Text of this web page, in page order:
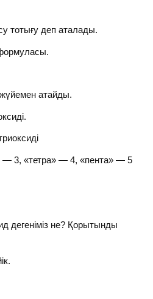
тотығу деп аталады.
атайды.
— 3, «тетра» — 4, «пента» — 5
дегеніміз не? Қорытынды